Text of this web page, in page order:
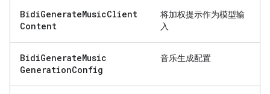
BidiGenerateMusicClient
Content
将加权提示作为模型输
入
BidiGenerateMusic
GenerationConfig
音乐生成配置